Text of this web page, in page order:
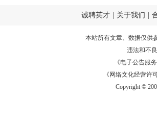
诚聘英才 关于我们
本站所有文章、数据仅供
违法和不
《电子公告服务
《网络文化经营许
Copyright ©